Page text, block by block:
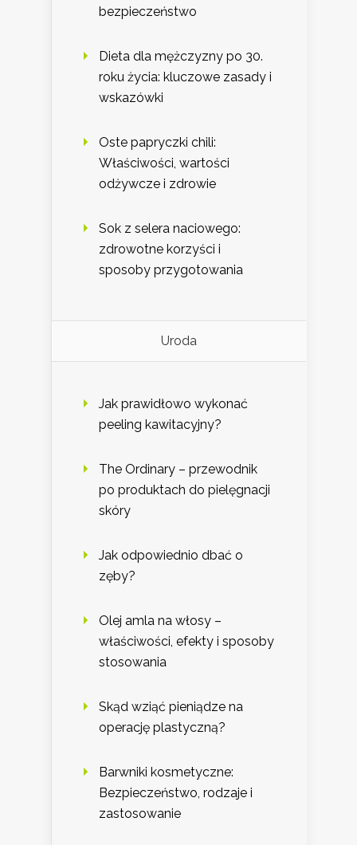
bezpieczeństwo
Dieta dla mężczyzny po 30.
roku życia: kluczowe zasady i
wskazówki
Oste papryczki chili:
Właściwości, wartości
odżywcze i zdrowie
Sok z selera naciowego:
zdrowotne korzyści i
sposoby przygotowania
Uroda
Jak prawidłowo wykonać
peeling kawitacyjny?
The Ordinary – przewodnik
po produktach do pielęgnacji
skóry
Jak odpowiednio dbać o
zęby?
Olej amla na włosy –
właściwości, efekty i sposoby
stosowania
Skąd wziąć pieniądze na
operację plastyczną?
Barwniki kosmetyczne:
Bezpieczeństwo, rodzaje i
zastosowanie